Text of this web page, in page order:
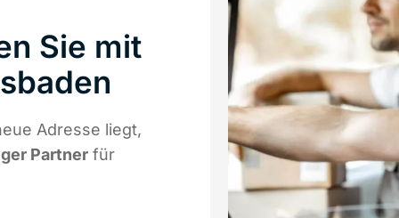
Sie mit
Adresse liegt,
Partner für